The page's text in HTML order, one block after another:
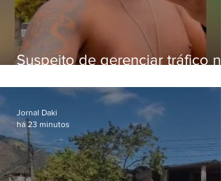
Suspeito de gerenciar tráfico na
foragido
Jornal Daki
há 23 minutos